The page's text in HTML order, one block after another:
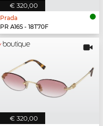
€ 320,00
Prada
PR A16S - 18T70F
€ 320,00